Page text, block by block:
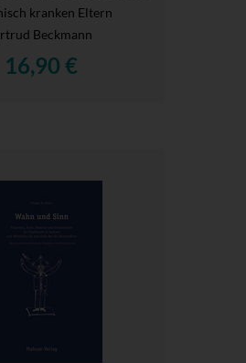
kranken Eltern
Beckmann
16,90 €